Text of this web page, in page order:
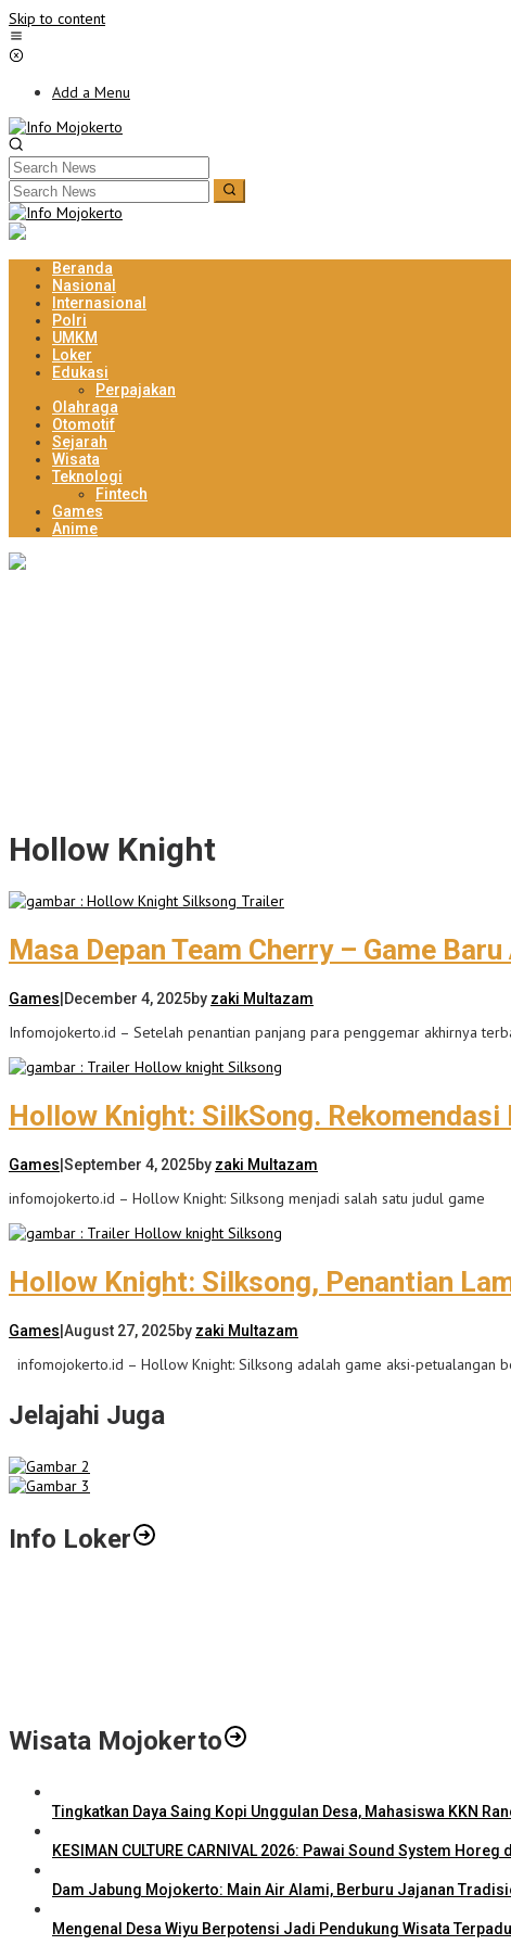
Skip to content
Add a Menu
Beranda
Nasional
Internasional
Polri
UMKM
Loker
Edukasi
Perpajakan
Olahraga
Otomotif
Sejarah
Wisata
Teknologi
Fintech
Games
Anime
Hollow Knight
Masa Depan Team Cherry – Game
Games December 4, 2025by zaki Multazam
Infomojokerto.id – Setelah penantian panjang para penggemar akhirnya
Hollow Knight: SilkSong.
Games September 4, 2025by zaki Multazam
infomojokerto.id – Hollow Knight: Silksong menjadi salah satu judul game
Hollow Knight: Silksong, Penantian
Games August 27, 2025by zaki Multazam
infomojokerto.id – Hollow Knight: Silksong adalah game aksi-petualangan
Jelajahi Juga
Info Loker
Wisata Mojokerto
Tingkatkan Daya Saing Kopi Unggulan Desa, Mahasiswa KKN
KESIMAN CULTURE CARNIVAL 2026: Pawai Sound System
Dam Jabung Mojokerto: Main Air Alami, Berburu Jajanan
Mengenal Desa Wiyu Berpotensi Jadi Pendukung Wisata